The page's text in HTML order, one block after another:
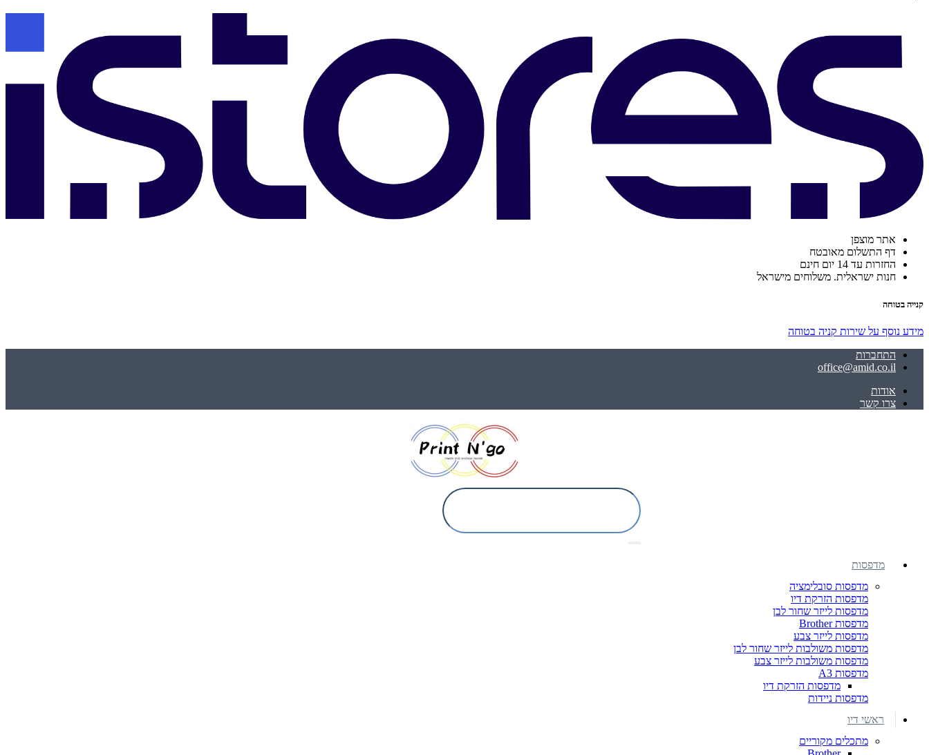
אתר מוצפן
דף התשלום מאובטח
החזרות עד 14 יום חינם
חנות ישראלית. משלוחים מישראל
קנייה בטוחה
מידע נוסף על שירות קניה בטוחה
התחברות
office@amid.co.il
אודות
צרו קשר
מדפסות
מדפסות סובלימציה
מדפסות הזרקת דיו
מדפסות לייזר שחור לבן
מדפסות Brother
מדפסות לייזר צבע
מדפסות משולבות לייזר שחור לבן
מדפסות משולבות לייזר צבע
מדפסות A3
מדפסות הזרקת דיו
מדפסות ניידות
ראשי דיו
מתכלים מקוריים